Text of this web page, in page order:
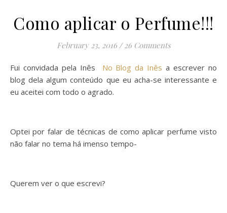
Como aplicar o Perfume!!!
February 23, 2016 / 26 Comments
Fui convidada pela Inês No Blog da Inês a escrever no
blog dela algum conteúdo que eu acha-se interessante e
eu aceitei com todo o agrado.
Optei por falar de técnicas de como aplicar perfume visto
não falar no tema há imenso tempo-
Querem ver o que escrevi?